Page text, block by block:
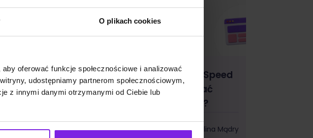
O plikach cookies
oferować funkcje społecznościowe i analizować
udostępniamy partnerom społecznościowym,
z innymi danymi otrzymanymi od Ciebie lub
Google
Wiktoria Władarz
Agentic Browsing w PageSpeed
Insights – jak przygotować
stronę na erę agentów AI?
AI Kalina Mądry